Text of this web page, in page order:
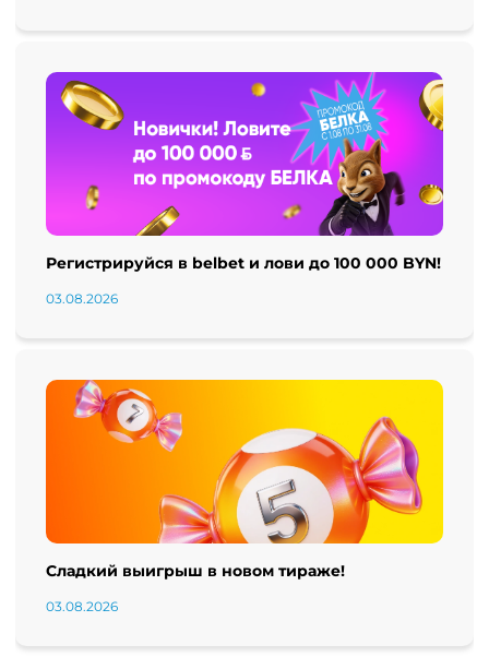
Регистрируйся в belbet и лови до 100 000 BYN!
03.08.2026
Сладкий выигрыш в новом тираже!
03.08.2026